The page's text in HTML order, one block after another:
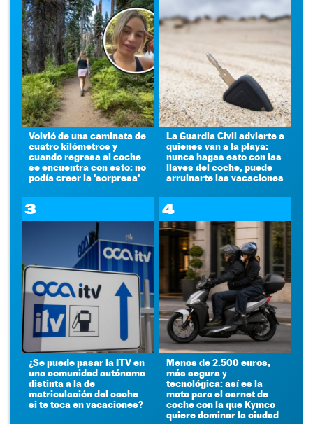
Volvió de una caminata de
cuatro kilómetros y
cuando regresa al coche
se encuentra con esto: no
podía creer la 'sorpresa'
La Guardia Civil advierte a
quienes van a la playa:
nunca hagas esto con las
llaves del coche, puede
arruinarte las vacaciones
3
¿Se puede pasar la ITV en
una comunidad autónoma
distinta a la de
matriculación del coche
si te toca en vacaciones?
4
Menos de 2.500 euros,
más segura y
tecnológica: así es la
moto para el carnet de
coche con la que Kymco
quiere dominar la ciudad